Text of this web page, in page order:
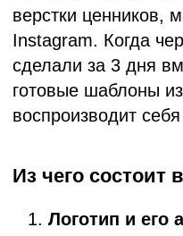
верстки ценников,
Instagram. Когда
сделали за 3 дня
готовые шаблоны
воспроизводит
Из чего состоит
Логотип и его